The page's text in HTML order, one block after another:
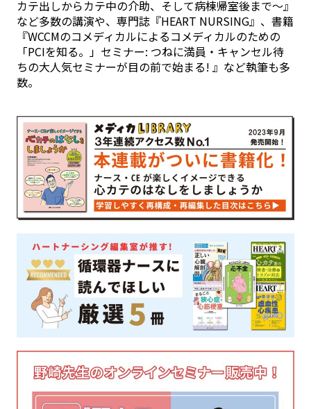
カテ出しからカテ中の介助、そして病棟帰室後まで～』
など多数の講演や、専門誌『HEART NURSING』、書籍
『WCCMのコメディカルによるコメディカルのための
「PCIを知る。」セミナー: つねに満員・キャンセル待
ちの大人気セミナーが目の前で始まる! 』など執筆も多
数。